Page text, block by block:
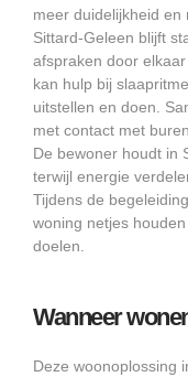
meer duidelijkheid en
Sittard-Geleen blijft
afspraken door
kan hulp bij
uitstellen en doen.
met contact met
De bewoner houdt in
terwijl energie
Tijdens de
woning netjes
doelen.
Wanneer
Deze woonoplossing